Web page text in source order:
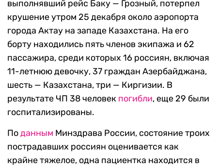
выполнявший рейс Баку — Грозный, потерпел
крушение утром 25 декабря около аэропорта
города Актау на западе Казахстана. На его
борту находились пять членов экипажа и 62
пассажира, среди которых 16 россиян, включая
11-летнюю девочку, 37 граждан Азербайджана,
шесть — Казахстана, три — Киргизии. В
результате ЧП 38 человек погибли, еще 29 были
госпитализированы.
Поданным Минздрава России, состояние троих
пострадавших россиян оценивается как
крайне тяжелое, одна пациентка находится в